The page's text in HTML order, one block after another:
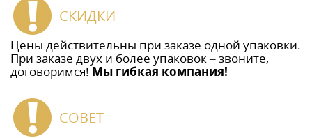
СКИДКИ
Цены действительны при заказе одной упаковки.
При заказе двух и более упаковок – звоните,
договоримся! Мы гибкая компания!
СОВЕТ